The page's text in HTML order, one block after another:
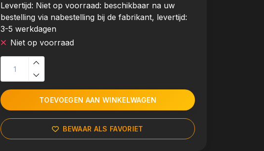
Levertijd: Niet op voorraad: beschikbaar na uw
bestelling via nabestelling bij de fabrikant, levertijd:
3-5 werkdagen
Niet op voorraad
TOEVOEGEN AAN WINKELWAGEN
BEWAAR ALS FAVORIET